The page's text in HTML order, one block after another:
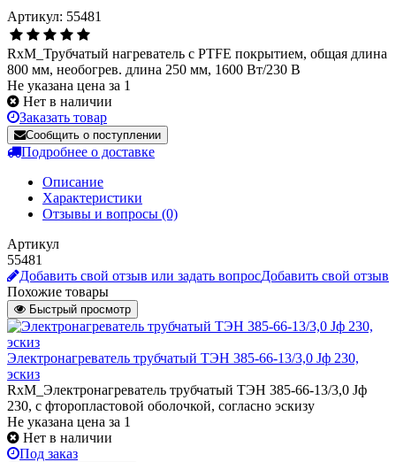
Артикул: 55481
RxM_Трубчатый нагреватель с PTFE покрытием, общая длина
800 мм, необогрев. длина 250 мм, 1600 Вт/230 В
Не указана цена за 1
Нет в наличии
Заказать товар
Сообщить о поступлении
Подробнее о доставке
Описание
Характеристики
Отзывы и вопросы (0)
Артикул
55481
Добавить свой отзыв или задать вопросДобавить свой отзыв
Похожие товары
Быстрый просмотр
Электронагреватель трубчатый ТЭН 385-66-13/3,0 Jф 230,
эскиз
RxM_Электронагреватель трубчатый ТЭН 385-66-13/3,0 Jф
230, с фторопластовой оболочкой, согласно эскизу
Не указана цена за 1
Нет в наличии
Под заказ